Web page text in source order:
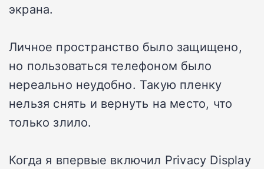
экрана.
Личное пространство было защищено,
но пользоваться телефоном было
нереально неудобно. Такую пленку
нельзя снять и вернуть на место, что
только злило.
Когда я впервые включил Privacy Display